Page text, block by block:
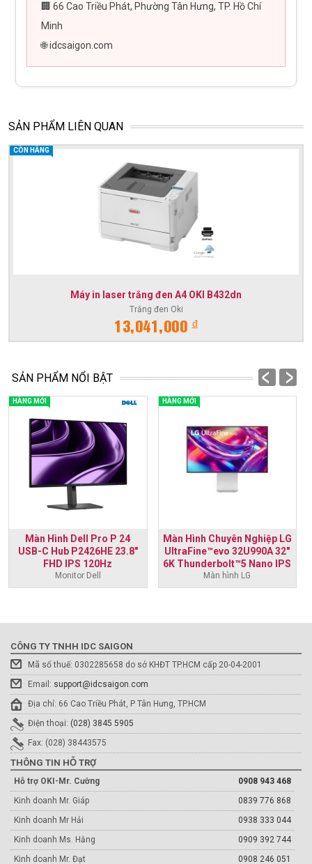
🏢 66 Cao Triều Phát, Phường Tân Hưng, TP. Hồ Chí
Minh
🌐 idcsaigon.com
SẢN PHẨM LIÊN QUAN
CÒN HÀNG
Máy in laser trắng đen A4 OKI B432dn
Trắng đen Oki
13,041,000đ
SẢN PHẨM NỔI BẬT
HÀNG MỚI
Màn Hình Dell Pro P 24
USB-C Hub P2426HE 23.8"
FHD IPS 120Hz
Monitor Dell
HÀNG MỚI
Màn Hình Chuyên Nghiệp LG
UltraFine™evo 32U990A 32"
6K Thunderbolt™5 Nano IPS
Black
Màn hình LG
prev next
CÔNG TY TNHH IDC SAIGON
Mã số thuế: 0302285658 do sở KHĐT TP.HCM cấp 20-04-2001
Email: support@idcsaigon.com
Địa chỉ: 66 Cao Triều Phát, P Tân Hưng, TP.HCM
Điện thoại: (028) 3845 5905
Fax: (028) 38443575
THÔNG TIN HỖ TRỢ
Hỗ trợ OKI-Mr. Cường
0908 943 468
Kinh doanh Mr. Giáp
0839 776 868
Kinh doanh Mr Hải
0938 333 044
Kinh doanh Ms. Hằng
0909 392 744
Kinh doanh Mr. Đạt
0908 246 051